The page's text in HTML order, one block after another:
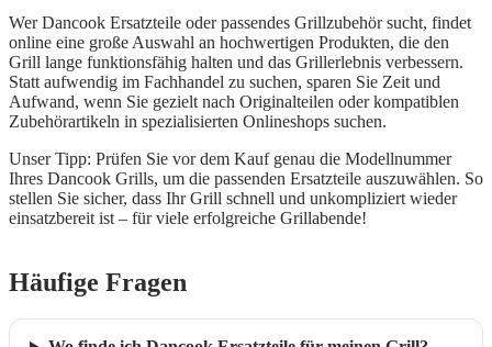
Wer Dancook Ersatzteile oder passendes Grillzubehör sucht, findet
online eine große Auswahl an hochwertigen Produkten, die den
Grill lange funktionsfähig halten und das Grillerlebnis verbessern.
Statt aufwendig im Fachhandel zu suchen, sparen Sie Zeit und
Aufwand, wenn Sie gezielt nach Originalteilen oder kompatiblen
Zubehörartikeln in spezialisierten Onlineshops suchen.
Unser Tipp: Prüfen Sie vor dem Kauf genau die Modellnummer
Ihres Dancook Grills, um die passenden Ersatzteile auszuwählen. So
stellen Sie sicher, dass Ihr Grill schnell und unkompliziert wieder
einsatzbereit ist – für viele erfolgreiche Grillabende!
Häufige Fragen